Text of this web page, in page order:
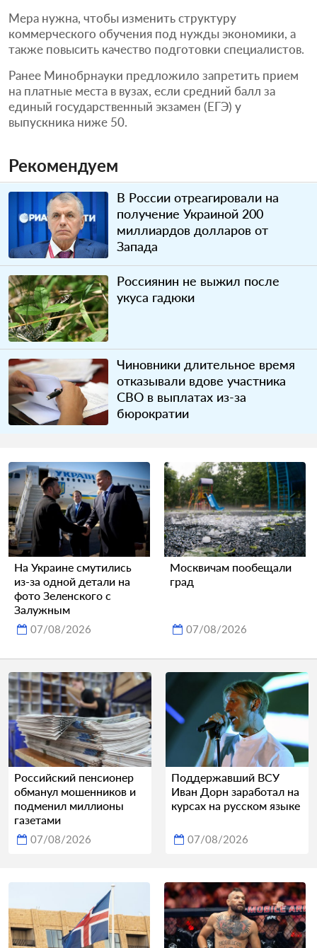
Мера нужна, чтобы изменить структуру
коммерческого обучения под нужды экономики, а
также повысить качество подготовки специалистов.
Ранее Минобрнауки предложило запретить прием
на платные места в вузах, если средний балл за
единый государственный экзамен (ЕГЭ) у
выпускника ниже 50.
Рекомендуем
В России отреагировали на
получение Украиной 200
миллиардов долларов от
Запада
Россиянин не выжил после
укуса гадюки
Чиновники длительное время
отказывали вдове участника
СВО в выплатах из-за
бюрократии
На Украине смутились
из-за одной детали на
фото Зеленского с
Залужным
07/08/2026
Москвичам пообещали
град
07/08/2026
Российский пенсионер
обманул мошенников и
подменил миллионы
газетами
07/08/2026
Поддержавший ВСУ
Иван Дорн заработал на
курсах на русском языке
07/08/2026